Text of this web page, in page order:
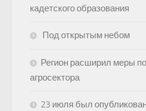
кадетского образования
Под открытым небом
Регион расширил меры
агросектора
23 июля был